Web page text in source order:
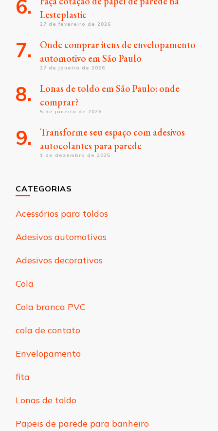
Lesteplastic
27 de fevereiro de 2026
Onde comprar itens de envelopamento
automotivo em São Paulo
27 de janeiro de 2026
Lonas de toldo em São Paulo: onde
comprar?
5 de janeiro de 2026
Transforme seu espaço com adesivos
autocolantes para parede
1 de dezembro de 2025
CATEGORIAS
Acessórios para toldos
Adesivos automotivos
Adesivos decorativos
Cola
Cola branca PVC
cola de contato
Envelopamento
fita
Lonas de toldo
Papeis de parede para banheiro